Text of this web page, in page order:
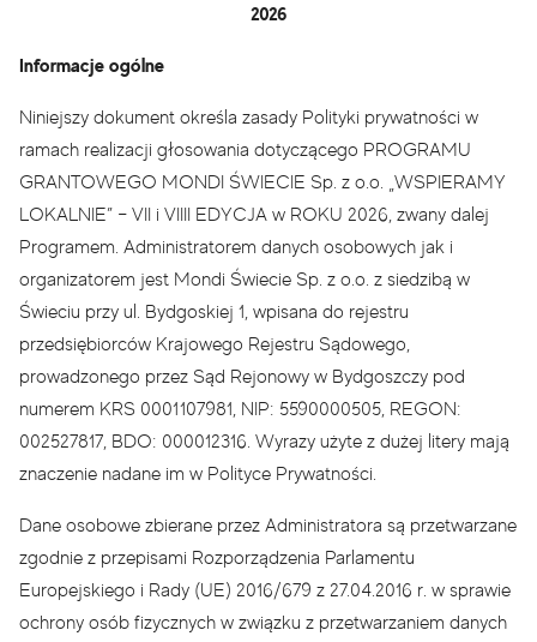
2026
Informacje ogólne
Niniejszy dokument określa zasady Polityki prywatności w
ramach realizacji głosowania dotyczącego PROGRAMU
GRANTOWEGO MONDI ŚWIECIE Sp. z o.o. „WSPIERAMY
LOKALNIE” – VII i VIIII EDYCJA w ROKU 2026, zwany dalej
Programem. Administratorem danych osobowych jak i
organizatorem jest Mondi Świecie Sp. z o.o. z siedzibą w
Świeciu przy ul. Bydgoskiej 1, wpisana do rejestru
przedsiębiorców Krajowego Rejestru Sądowego,
prowadzonego przez Sąd Rejonowy w Bydgoszczy pod
numerem KRS 0001107981, NIP: 5590000505, REGON:
002527817, BDO: 000012316. Wyrazy użyte z dużej litery mają
znaczenie nadane im w Polityce Prywatności.
Dane osobowe zbierane przez Administratora są przetwarzane
zgodnie z przepisami Rozporządzenia Parlamentu
Europejskiego i Rady (UE) 2016/679 z 27.04.2016 r. w sprawie
ochrony osób fizycznych w związku z przetwarzaniem danych